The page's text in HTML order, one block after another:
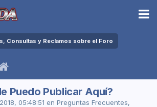
Consultas y Reclamos sobre el Foro
Puedo Publicar Aquí?
05:48:51 en Preguntas Frecuentes,